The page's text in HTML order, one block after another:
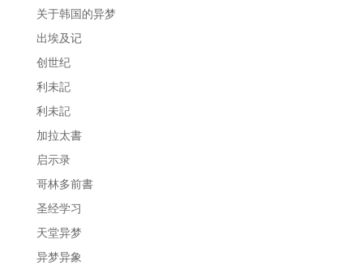
关于韩国的异梦
出埃及记
创世纪
利未記
利未記
加拉太書
启示录
哥林多前書
圣经学习
天堂异梦
异梦异象